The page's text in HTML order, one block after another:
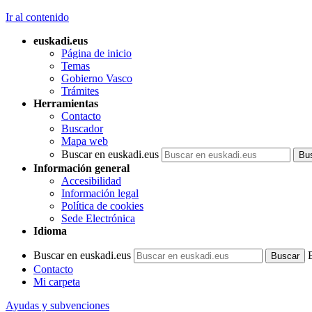
Ir al contenido
euskadi.eus
Página de inicio
Temas
Gobierno Vasco
Trámites
Herramientas
Contacto
Buscador
Mapa web
Buscar en euskadi.eus
Información general
Accesibilidad
Información legal
Política de cookies
Sede Electrónica
Idioma
Buscar en euskadi.eus
Contacto
Mi carpeta
Ayudas y subvenciones